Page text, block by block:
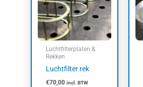
Luchtfilterplaten &
Rekken
Luchtfilter rek
€70,00 incl. BTW
variaties.
Deze
optie
worden